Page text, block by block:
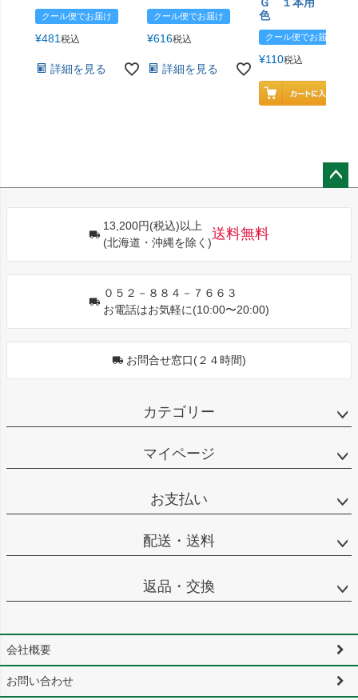
クール便でお届け
¥481 税込
詳細を見る
クール便でお届け
¥616税込
詳細を見る
色
クール便でお届け
¥110税込
13,200円(税込)以上
(北海道・沖縄を除く)
送料無料
０５２－８８４－７６６３
お電話はお気軽に(10:00〜20:00)
お問合せ窓口(２４時間)
カテゴリー
マイページ
お支払い
配送・送料
返品・交換
会社概要
お問い合わせ